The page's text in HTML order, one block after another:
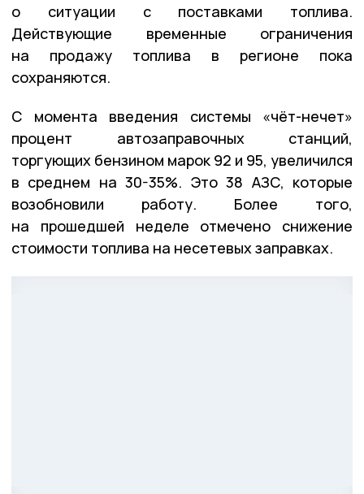
о ситуации с поставками топлива.
Действующие временные ограничения
на продажу топлива в регионе пока
сохраняются.
С момента введения системы «чёт-нечет»
процент автозаправочных станций,
торгующих бензином марок 92 и 95, увеличился
в среднем на 30-35%. Это 38 АЗС, которые
возобновили работу. Более того,
на прошедшей неделе отмечено снижение
стоимости топлива на несетевых заправках.